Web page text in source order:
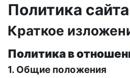
Политика сайта
Краткое
Политика в
1. Общие положения